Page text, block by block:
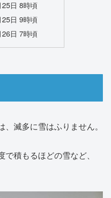
日 8時頃
日 9時頃
日 7時頃
滅多に雪はふりません。
積もるほどの雪など、